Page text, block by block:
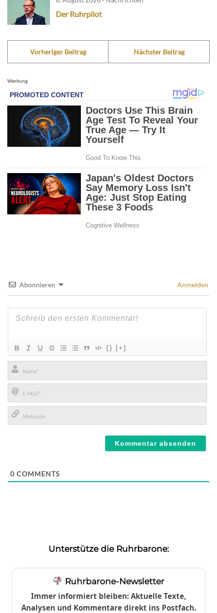
Der Ruhrpilot
Vorheriger Beitrag Nächster Beitrag
Werbung
Abonnieren Anmelden
{} [+]
Name*
E-
Mail*
0 COMMENTS
Unterstütze die Ruhrbarone:
Ruhrbarone-Newsletter
Immer informiert bleiben: Aktuelle Texte,
Analysen und Kommentare direkt ins Postfach.